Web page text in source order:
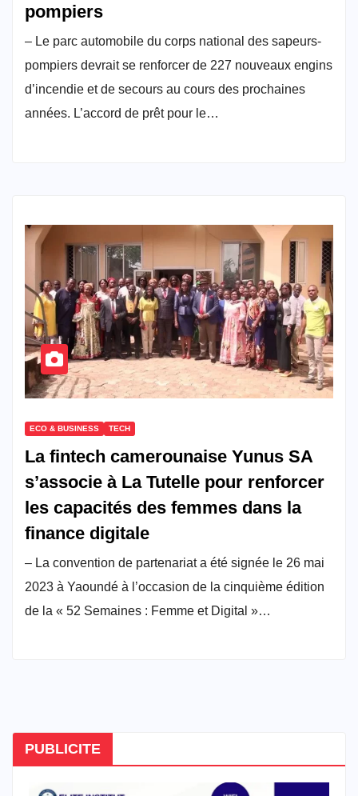
pompiers
– Le parc automobile du corps national des sapeurs-
pompiers devrait se renforcer de 227 nouveaux engins
d’incendie et de secours au cours des prochaines
années. L’accord de prêt pour le…
ECO & BUSINESS TECH
La fintech camerounaise Yunus SA
s’associe à La Tutelle pour renforcer
les capacités des femmes dans la
finance digitale
– La convention de partenariat a été signée le 26 mai
2023 à Yaoundé à l’occasion de la cinquième édition
de la « 52 Semaines : Femme et Digital »…
PUBLICITE